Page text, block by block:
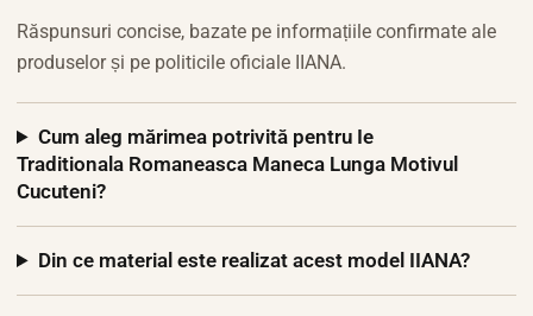
Răspunsuri concise, bazate pe informațiile confirmate ale
produselor și pe politicile oficiale IIANA.
Cum aleg mărimea potrivită pentru Ie
Traditionala Romaneasca Maneca Lunga Motivul
Cucuteni?
Din ce material este realizat acest model IIANA?